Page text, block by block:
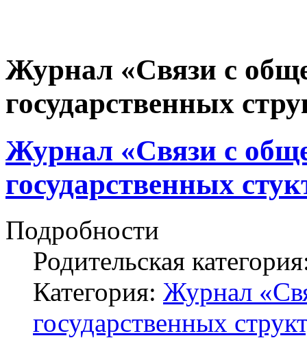
Журнал «Связи с
государственных
Журнал «Связи с
государственных
Подробности
Родительская
Категория: Журнал
государственных